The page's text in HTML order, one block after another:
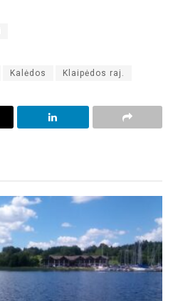
Kalėdos Klaipėdos raj.